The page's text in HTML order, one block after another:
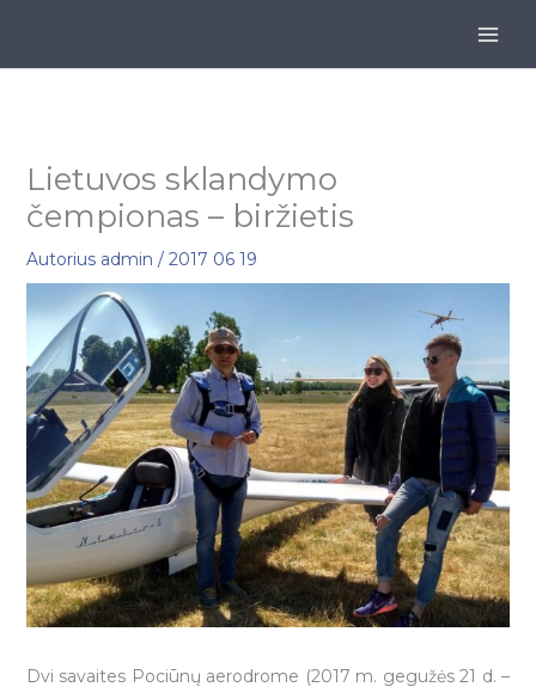
turinio
Lietuvos sklandymo
čempionas – biržietis
Autorius admin / 2017 06 19
Dvi savaites Pociūnų aerodrome (2017 m. gegužės 21 d. –